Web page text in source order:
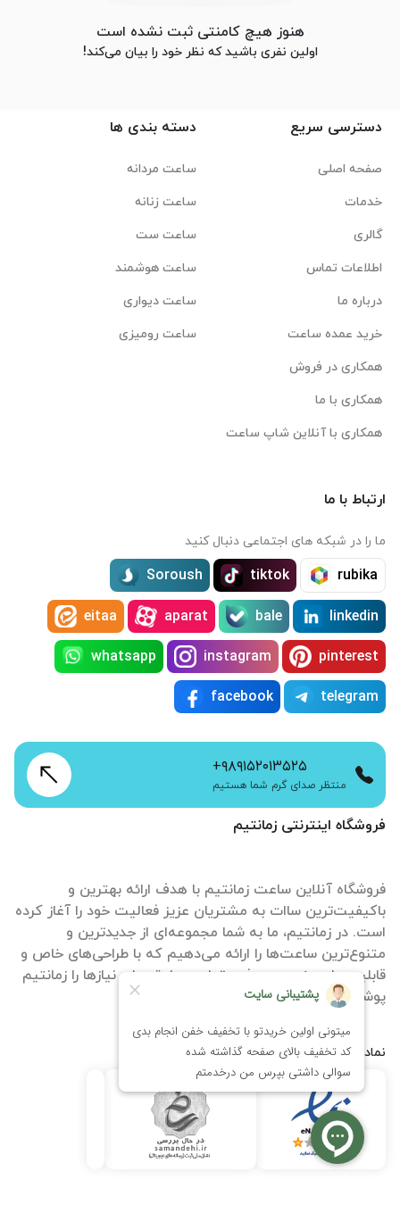
هنوز هیچ کامنتی ثبت نشده است
اولین نفری باشید که نظر خود را بیان می‌کند!
فروشگاه اینترنتی زمانتیم
فروشگاه آنلاین ساعت زمانتیم با هدف ارائه بهترین و
باکیفیت‌ترین ساات‌ به مشتریان عزیز فعالیت خود را آغاز کرده
است. در زمانتیم، ما به شما مجموعه‌ای از جدیدترین و
متنوع‌ترین ساعت‌ها را ارائه می‌دهیم که با طراحی‌های خاص و
قابلیت‌های منحصر به فرد، تمامی سلیقه‌ها و نیازها را زمانتیم
پوشش می‌دهند.
نمادها
دسترسی سریع
صفحه اصلی
خدمات
گالری
اطلاعات تماس
درباره ما
خرید عمده ساعت
همکاری در فروش
همکاری با ما
همکاری با آنلاین شاپ ساعت
دسته بندی ها
ساعت مردانه
ساعت زنانه
ساعت ست
ساعت هوشمند
ساعت دیواری
ساعت رومیزی
ارتباط با ما
ما را در شبکه های اجتماعی دنبال کنید
rubika
tiktok
Soroush
linkedin
bale
aparat
eitaa
pinterest
instagram
whatsapp
telegram
facebook
+۹۸۹۱۵۲۰۱۳۵۲۵
منتظر صدای گرم شما هستیم